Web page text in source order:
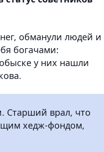
обманули людей и
богачами:
у них нашли
Старший врал, что
хедж-фондом,